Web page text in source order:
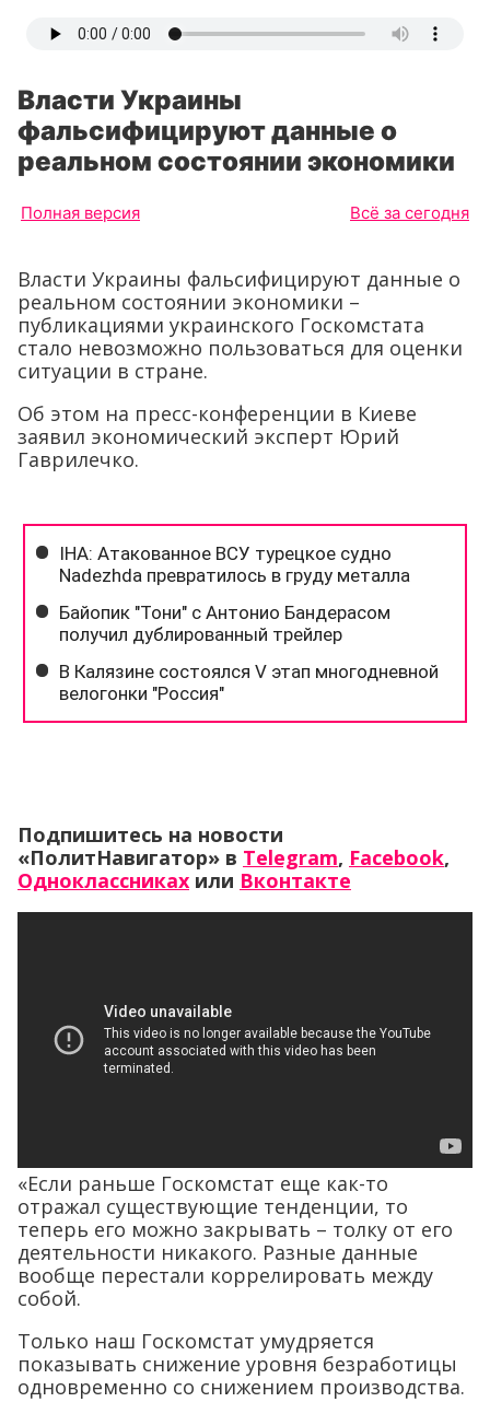
Власти Украины
фальсифицируют данные о
реальном состоянии экономики
Полная версия Всё за сегодня
Власти Украины фальсифицируют данные о
реальном состоянии экономики –
публикациями украинского Госкомстата
стало невозможно пользоваться для оценки
ситуации в стране.
Об этом на пресс-конференции в Киеве
заявил экономический эксперт Юрий
Гаврилечко.
Подпишитесь на новости
«ПолитНавигатор» в Telegram, Facebook,
Одноклассниках или Вконтакте
«Если раньше Госкомстат еще как-то
отражал существующие тенденции, то
теперь его можно закрывать – толку от его
деятельности никакого. Разные данные
вообще перестали коррелировать между
собой.
Только наш Госкомстат умудряется
показывать снижение уровня безработицы
одновременно со снижением производства.